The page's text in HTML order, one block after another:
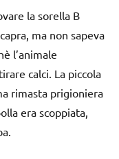
la sorella B
ma non sapeva
l’animale
calci. La piccola
rimasta prigioniera
era scoppiata,